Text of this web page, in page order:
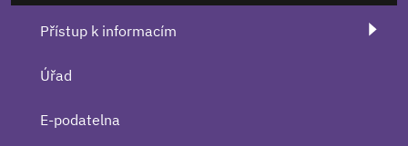
Přístup k informacím
Úřad
E-podatelna